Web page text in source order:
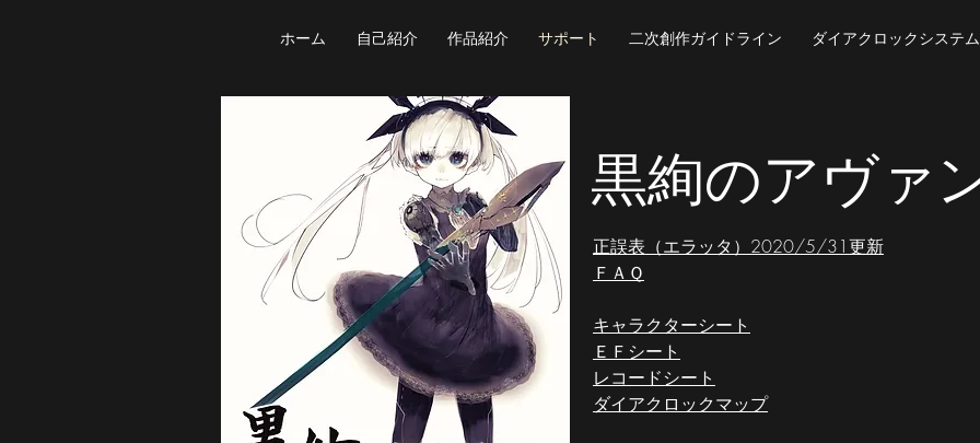
ホーム 自己紹介 作品紹介 サポート 二次創作ガイドライン ダイアクロックシステム
黒絢のアヴァ
正誤表（エラッタ）2020/5/31更新
ＦＡＱ
キャラクターシート
ＥＦシート
レコードシート
ダイアクロックマップ